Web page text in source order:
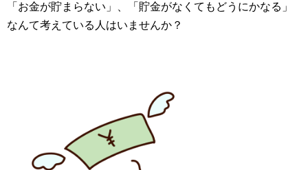
「お金が貯まらない」、「貯金がなくてもどうにかなる」
なんて考えている人はいませんか？